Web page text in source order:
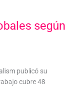
según
publicó su
cubre 48